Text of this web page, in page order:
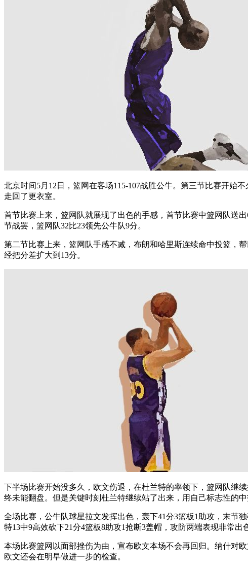
北京时间5月12日，篮网在客场115-107战胜公牛。第三节比赛开始
走回了更衣室。
首节比赛上来，篮网队就展现了出色的手感，首节比赛中篮网队送
节战罢，篮网队32比23领先公牛队9分。
第二节比赛上来，篮网队手感不减，布朗和哈里斯连续命中投篮，
经把分差扩大到13分。
下半场比赛开始没多久，欧文伤退，在杜兰特的率领下，篮网队继
终未能翻盘。但是关键时刻杜兰特继续站了出来，用自己标志性的中
全场比赛，公牛队球星拉文发挥出色，轰下41分3篮板1助攻，末节
特13中9高效砍下21分4篮板8助攻1抢断3盖帽，攻防两端表现非常出
本场比赛篮网以面部挫伤为由，宣布欧文本场不会再回归。纳什对
欧文还会在明早做进一步的检查。